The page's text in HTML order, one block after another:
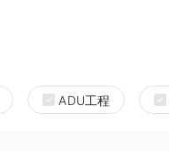
ADU工程